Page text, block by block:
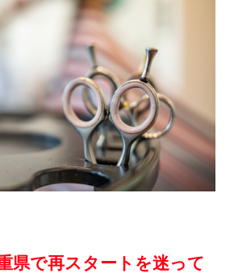
県で再スタートを迷って